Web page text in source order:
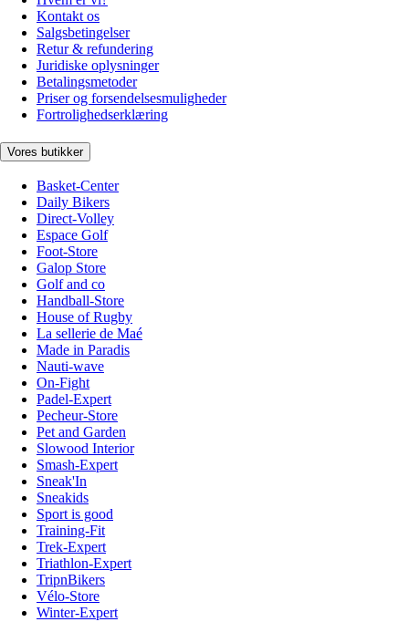
Kontakt os
Salgsbetingelser
Retur & refundering
Juridiske oplysninger
Betalingsmetoder
Priser og forsendelsesmuligheder
Fortrolighedserklæring
Vores butikker
Basket-Center
Daily Bikers
Direct-Volley
Espace Golf
Foot-Store
Galop Store
Golf and co
Handball-Store
House of Rugby
La sellerie de Maé
Made in Paradis
Nauti-wave
On-Fight
Padel-Expert
Pecheur-Store
Pet and Garden
Slowood Interior
Smash-Expert
Sneak'In
Sneakids
Sport is good
Training-Fit
Trek-Expert
Triathlon-Expert
TripnBikers
Vélo-Store
Winter-Expert